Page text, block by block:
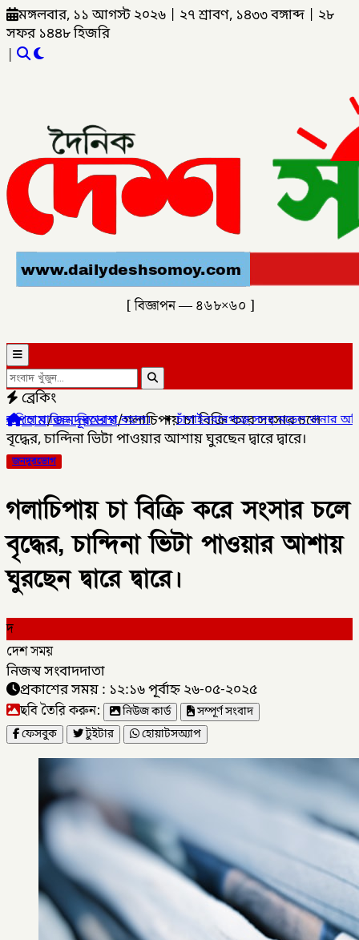
মঙ্গলবার, ১১ আগস্ট ২০২৬ ২৭ শ্রাবণ, ১৪৩৩ বঙ্গাব্দ
২৮
সফর ১৪৪৮ হিজরি
|
[ বিজ্ঞাপন — ৪৬৮×৬০ ]
ব্রেকিং
বহাল।✦চাঁপাইনবাবগঞ্জে সদর মডেল থানার অভিযানে হেরোইনসহ
হোম/জনদূরভোগ/গলাচিপায় চা বিক্রি করে সংসার চলে
বৃদ্ধের, চান্দিনা ভিটা পাওয়ার আশায় ঘুরছেন দ্বারে দ্বারে।
জনদূরভোগ
গলাচিপায় চা বিক্রি করে সংসার চলে
বৃদ্ধের, চান্দিনা ভিটা পাওয়ার আশায়
ঘুরছেন দ্বারে দ্বারে।
দ
দেশ সময়
নিজস্ব সংবাদদাতা
প্রকাশের সময় : ১২:১৬ পূর্বাহ্ন ২৬-০৫-২০২৫
ছবি তৈরি করুন: নিউজ কার্ড
সম্পূর্ণ সংবাদ
ফেসবুক
টুইটার হোয়াটসঅ্যাপ